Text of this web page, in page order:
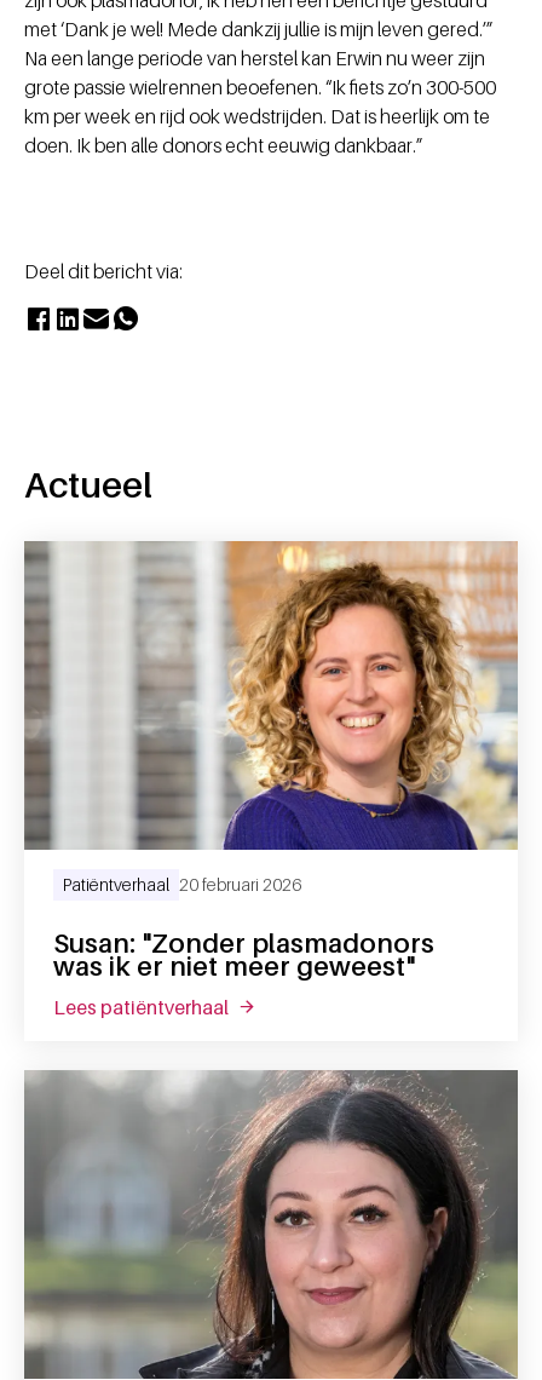
met ‘Dank je wel! Mede dankzij jullie is mijn leven gered.’”
Na een lange periode van herstel kan Erwin nu weer zijn
grote passie wielrennen beoefenen. “Ik fiets zo’n 300-500
km per week en rijd ook wedstrijden. Dat is heerlijk om te
doen. Ik ben alle donors echt eeuwig dankbaar.”
Deel dit bericht via:
Actueel
Susan: "Zonder plasmadonors
was ik er niet meer geweest"
Patiëntverhaal 20 februari 2026
lees patiëntverhaal over susan: "zonder